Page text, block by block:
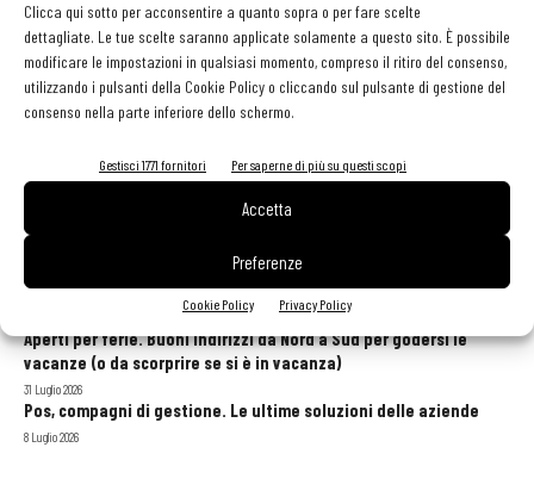
Clicca qui sotto per acconsentire a quanto sopra o per fare scelte
dettagliate. Le tue scelte saranno applicate solamente a questo sito. È possibile
modificare le impostazioni in qualsiasi momento, compreso il ritiro del consenso,
utilizzando i pulsanti della Cookie Policy o cliccando sul pulsante di gestione del
consenso nella parte inferiore dello schermo.
Gestisci 1771 fornitori Per saperne di più su questi scopi
Accetta
Preferenze
Cookie Policy Privacy Policy
1 2 3
GLI ARTICOLI PIÙ LETTI
Sogemi rafforza i servizi per la ristorazione: orario esteso e
tessera gratuita per i professionisti HoReCa
Aperti per ferie. Buoni indirizzi da Nord a Sud per godersi le
vacanze (o da scorprire se si è in vacanza)
31 Luglio 2026
Pos, compagni di gestione. Le ultime soluzioni delle aziende
8 Luglio 2026